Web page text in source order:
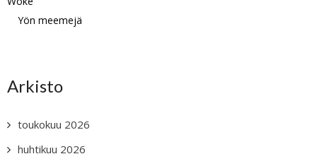
Yön meemejä
Arkisto
toukokuu 2026
huhtikuu 2026